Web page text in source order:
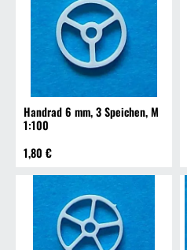
Handrad 6 mm, 3 Speichen, M
1:100
1,80 €